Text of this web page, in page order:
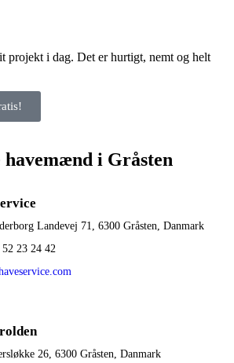
projekt i dag. Det er hurtigt, nemt og helt
havemænd i Gråsten
Landevej 71, 6300 Gråsten, Danmark
23 24 42
26, 6300 Gråsten, Danmark